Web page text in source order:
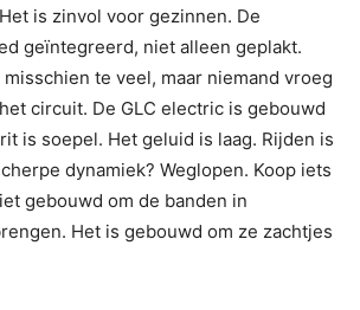
is zinvol voor gezinnen. De
geïntegreerd, niet alleen geplakt.
te veel, maar niemand vroeg
circuit. De GLC electric is gebouwd
is soepel. Het geluid is laag. Rijden is
dynamiek? Weglopen. Koop iets
gebouwd om de banden in
Het is gebouwd om ze zachtjes